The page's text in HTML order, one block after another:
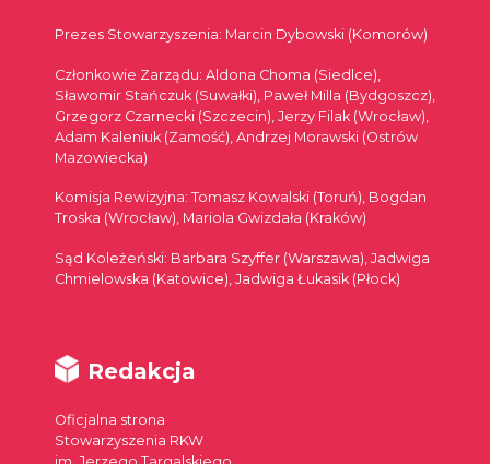
Prezes Stowarzyszenia: Marcin Dybowski (Komorów)
Członkowie Zarządu: Aldona Choma (Siedlce),
Sławomir Stańczuk (Suwałki), Paweł Milla (Bydgoszcz),
Grzegorz Czarnecki (Szczecin), Jerzy Filak (Wrocław),
Adam Kaleniuk (Zamość), Andrzej Morawski (Ostrów
Mazowiecka)
Komisja Rewizyjna: Tomasz Kowalski (Toruń), Bogdan
Troska (Wrocław), Mariola Gwizdała (Kraków)
Sąd Koleżeński: Barbara Szyffer (Warszawa), Jadwiga
Chmielowska (Katowice), Jadwiga Łukasik (Płock)
Redakcja
Oficjalna strona
Stowarzyszenia RKW